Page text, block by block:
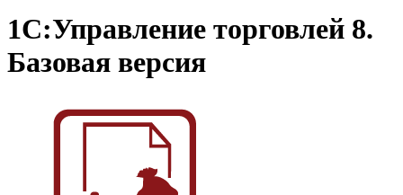
1С:Управление торговлей 8.
Базовая версия